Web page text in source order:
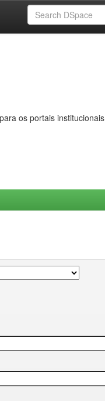
os portais institucionais